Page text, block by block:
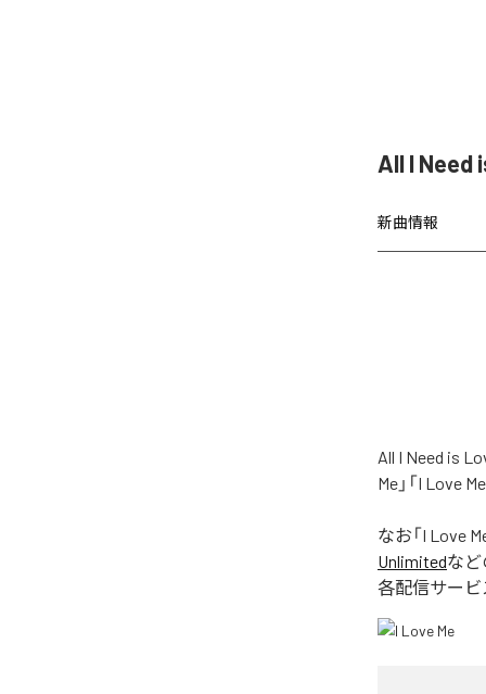
All I Need
新曲情報
All I Need is
Me」「I Love
なお「I Love
Unlimitedなど
各配信サービ